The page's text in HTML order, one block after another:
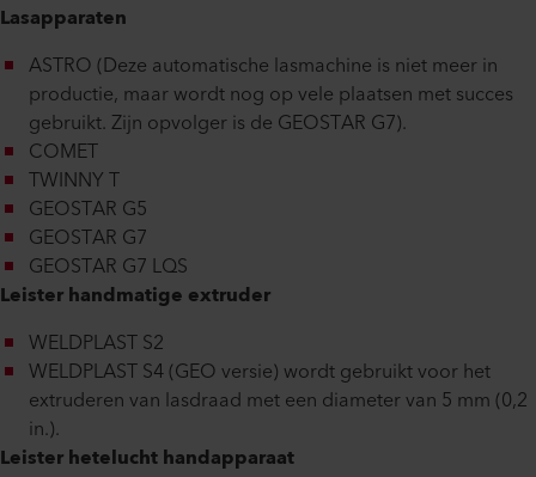
Lasapparaten
ASTRO (Deze automatische lasmachine is niet meer in
productie, maar wordt nog op vele plaatsen met succes
gebruikt. Zijn opvolger is de GEOSTAR G7).
COMET
TWINNY T
GEOSTAR G5
GEOSTAR G7
GEOSTAR G7 LQS
Leister handmatige extruder
WELDPLAST S2
WELDPLAST S4 (GEO versie) wordt gebruikt voor het
extruderen van lasdraad met een diameter van 5 mm (0,2
in.).
Leister hetelucht handapparaat